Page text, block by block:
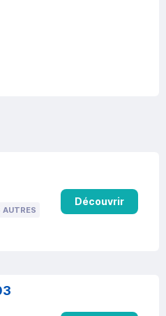
AUTRES
Découvrir